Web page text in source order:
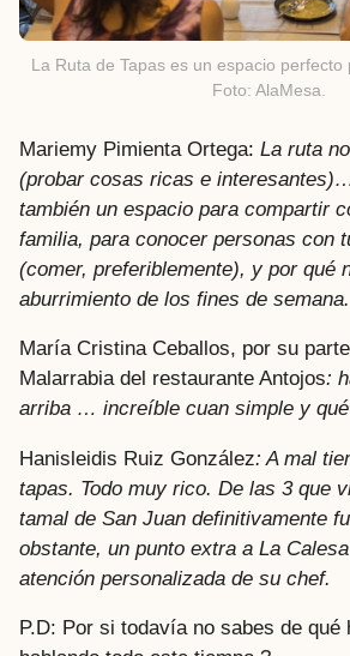
La Ruta de Tapas es un espacio perfecto
Foto: AlaMesa.
Mariemy Pimienta Ortega: La ruta
(probar cosas ricas e
también un espacio para compartir
familia, para conocer personas con
(comer, preferiblemente), y por qué
aburrimiento de los fines de semana.
María Cristina Ceballos, por su
Malarrabia del restaurante Antojos:
arriba … increíble cuan simple y
Hanisleidis Ruiz González: A mal
tapas. Todo muy rico. De las 3 que
tamal de San Juan definitivamente
obstante, un punto extra a La
atención personalizada de su chef.
P.D: Por si todavía no sabes de qué